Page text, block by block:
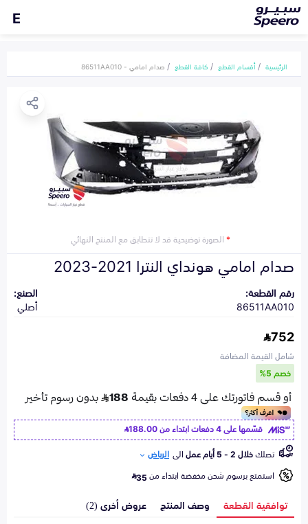
E
الرئيسية أقسام القطع كافة القطع صدام امامي - 86511AA010
*الصورة توضيحية قد لا تتطابق مع المنتج النهائي
صدام امامي هونداي النترا 2021-2023
رقم القطعة:
86511AA010
الصنع:
أصلي
752
شامل القيمة المضافة
خصم 5%
قسّمها على 4 دفعات ابتداء من
188.00
تصلكخلال 2 - 5 أيام عمل الى الرياض
استمتع برسوم شحن مخفضة ابتداء من35
توافقية القطعة وصف المنتج عروض أخرى (2)